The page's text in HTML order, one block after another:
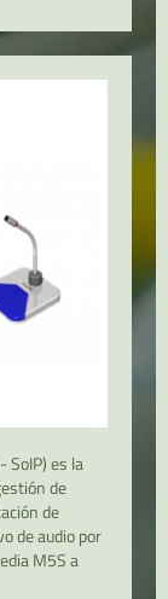
SoIP) es la
de
de
de audio por
M5S a